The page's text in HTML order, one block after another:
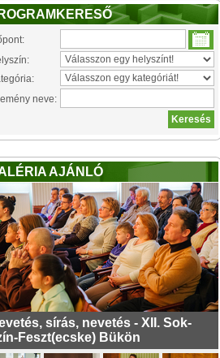
neve:
AJÁNLÓ
sírás, nevetés - XII. Sok-
Feszt(ecske) Bükön